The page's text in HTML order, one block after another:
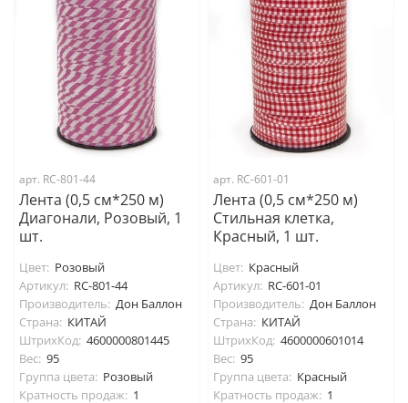
арт. RC-801-44
Лента (0,5 см*250 м)
Диагонали, Розовый, 1
шт.
Цвет: Розовый
Артикул: RC-801-44
Производитель: Дон Баллон
Страна: КИТАЙ
ШтрихКод: 4600000801445
Вес: 95
Группа цвета: Розовый
Кратность продаж: 1
арт. RC-601-01
Лента (0,5 см*250 м)
Стильная клетка,
Красный, 1 шт.
Цвет: Красный
Артикул: RC-601-01
Производитель: Дон Баллон
Страна: КИТАЙ
ШтрихКод: 4600000601014
Вес: 95
Группа цвета: Красный
Кратность продаж: 1